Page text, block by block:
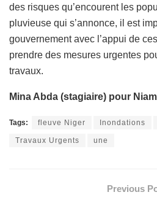
des risques qu’encourent les
pluvieuse qui s’annonce, il est
gouvernement avec l’appui de
prendre des mesures urgentes
travaux.
Mina Abda (stagiaire) pour
Tags: fleuve Niger Inondations
Travaux Urgents une
Previous